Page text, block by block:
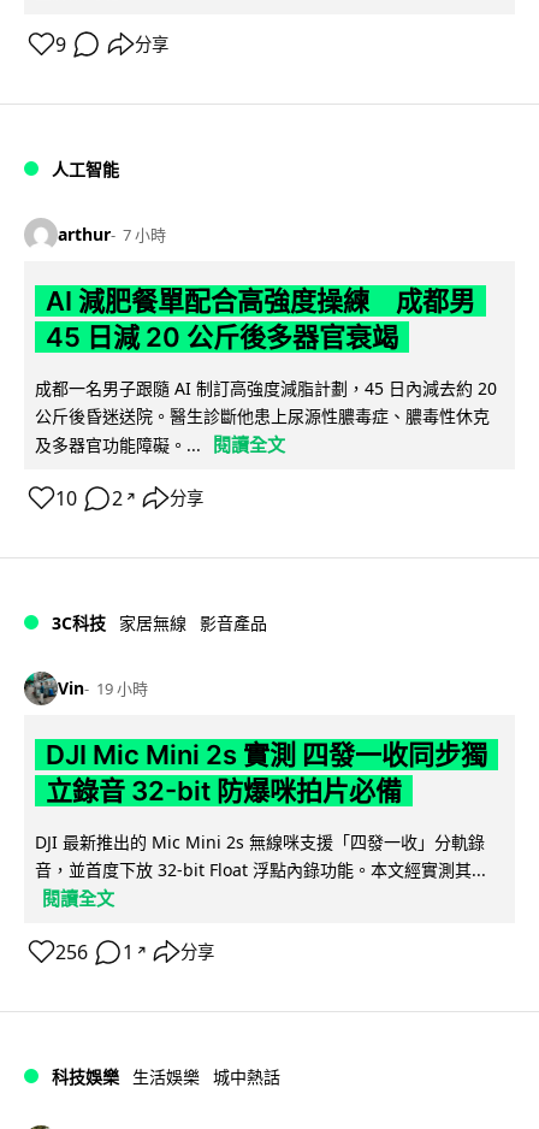
9 分享
人工智能
arthur 7 小時
AI 減肥餐單配合高強度操練 成都男
45 日減 20 公斤後多器官衰竭
成都一名男子跟隨 AI 制訂高強度減脂計劃，45 日內減去約 20
公斤後昏迷送院。醫生診斷他患上尿源性膿毒症、膿毒性休克
及多器官功能障礙。...
閱讀全文
10 2 ↗ 分享
3C科技 家居無線 影音產品
Vin 19 小時
DJI Mic Mini 2s 實測 四發一收同步獨
立錄音 32-bit 防爆咪拍片必備
DJI 最新推出的 Mic Mini 2s 無線咪支援「四發一收」分軌錄
音，並首度下放 32-bit Float 浮點內錄功能。本文經實測其...
閱讀全文
256 1 ↗ 分享
科技娛樂 生活娛樂 城中熱話